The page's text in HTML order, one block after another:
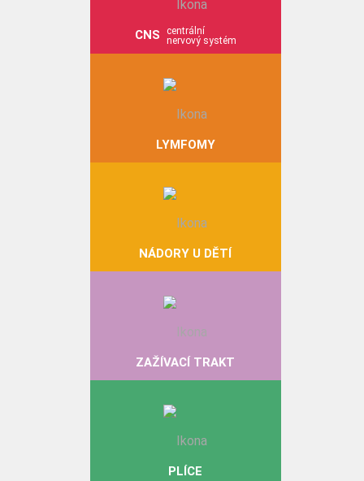
CNS
centrální
nervový systém
LYMFOMY
NÁDORY U DĚTÍ
ZAŽÍVACÍ TRAKT
PLÍCE